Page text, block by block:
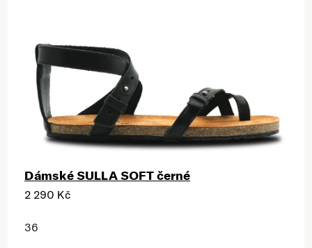
Dámské SULLA SOFT černé
2 290 Kč
36